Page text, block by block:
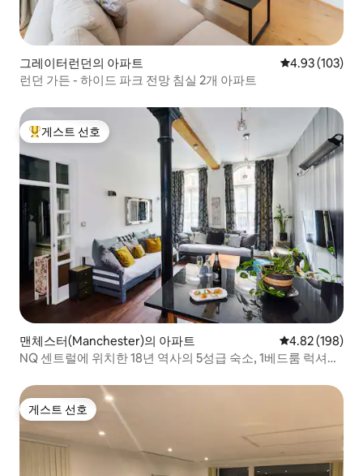
그레이터런던의 아파트 평점 4.93점(5
4.93 (103)
런던 가든 - 하이드 파크 전망 침실 2개 아파트
상위 게스트 선호
게스트 선호
맨체스터(Manchester)의 아파트 평점 4.82점(5
4.82 (198)
NQ 센트럴에 위치한 18년 역사의 5성급 숙소, 1베드룸 럭셔리
게스트 선호
게스트 선호